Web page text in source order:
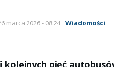
marca 2026 - 08:24 Wiadomości
pięć